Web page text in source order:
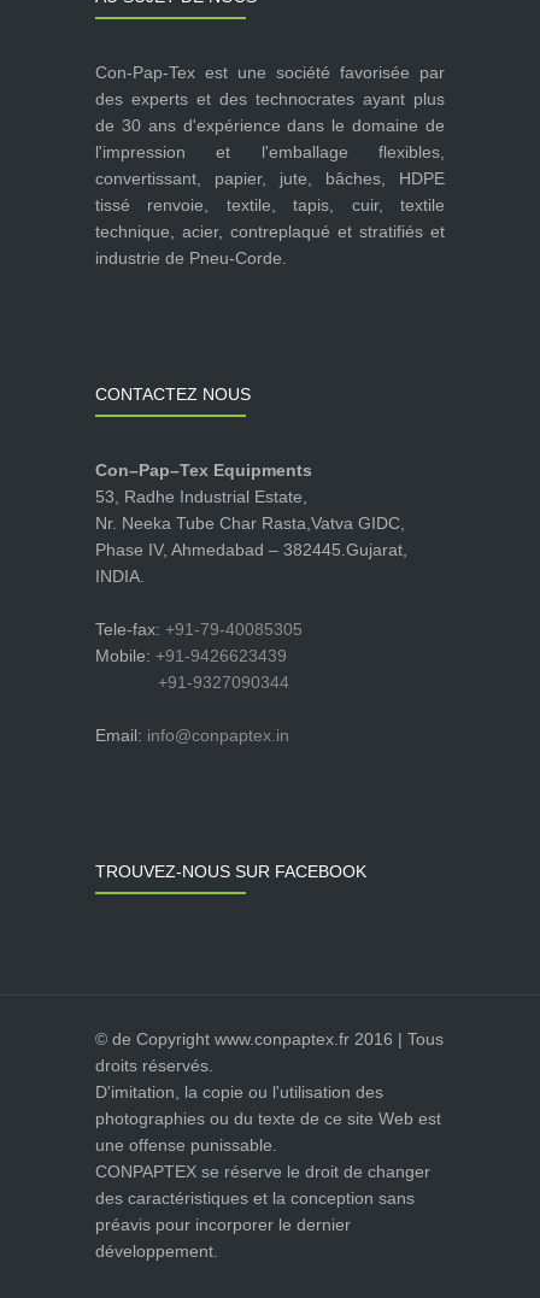
Con-Pap-Tex est une société favorisée par
des experts et des technocrates ayant plus
de 30 ans d'expérience dans le domaine de
l'impression et l'emballage flexibles,
convertissant, papier, jute, bâches, HDPE
tissé renvoie, textile, tapis, cuir, textile
technique, acier, contreplaqué et stratifiés et
industrie de Pneu-Corde.
CONTACTEZ NOUS
Con–Pap–Tex Equipments
53, Radhe Industrial Estate,
Nr. Neeka Tube Char Rasta,Vatva GIDC,
Phase IV, Ahmedabad – 382445.Gujarat,
INDIA.
Tele-fax: +91-79-40085305
Mobile: +91-9426623439
+91-9327090344
Email: info@conpaptex.in
TROUVEZ-NOUS SUR FACEBOOK
© de Copyright www.conpaptex.fr 2016 | Tous
droits réservés.
D'imitation, la copie ou l'utilisation des
photographies ou du texte de ce site Web est
une offense punissable.
CONPAPTEX se réserve le droit de changer
des caractéristiques et la conception sans
préavis pour incorporer le dernier
développement.